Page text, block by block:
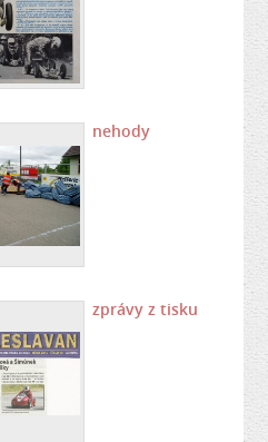
nehody
zprávy z tisku